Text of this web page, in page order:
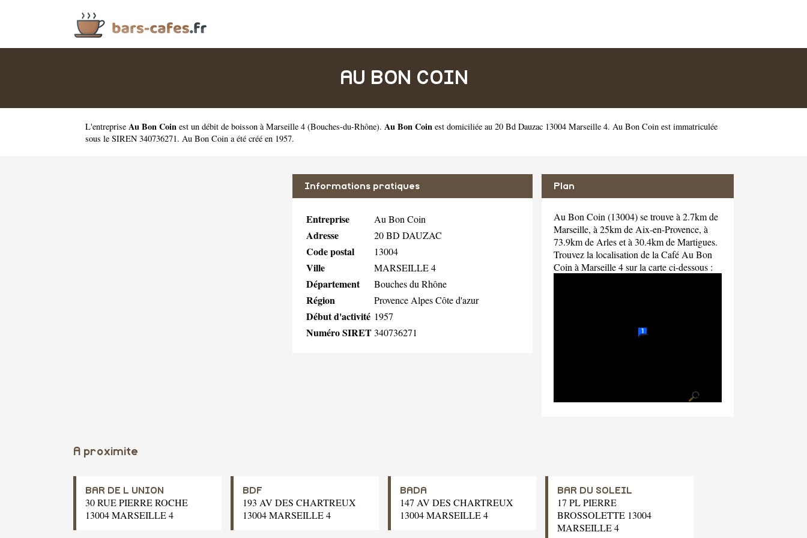
AU BON COIN
L'entreprise Au Bon Coin est un débit de boisson à Marseille 4 (Bouches-du-Rhône). Au Bon Coin est domiciliée au 20 Bd Dauzac 13004 Marseille 4. Au Bon Coin est immatriculée
sous le SIREN 340736271. Au Bon Coin a été créé en 1957.
Informations pratiques
Entreprise Au Bon Coin
Adresse 20 BD DAUZAC
Code postal 13004
Ville MARSEILLE 4
Département Bouches du Rhône
Région Provence Alpes Côte d'azur
Début d'activité 1957
Numéro SIRET340736271
Plan
Au Bon Coin (13004) se trouve à 2.7km de
Marseille, à 25km de Aix-en-Provence, à
73.9km de Arles et à 30.4km de Martigues.
Trouvez la localisation de la Café Au Bon
Coin à Marseille 4 sur la carte ci-dessous :
A proximite
BAR DE L UNION
30 RUE PIERRE ROCHE
13004 MARSEILLE 4
BDF
193 AV DES CHARTREUX
13004 MARSEILLE 4
BADA
147 AV DES CHARTREUX
13004 MARSEILLE 4
BAR DU SOLEIL
17 PL PIERRE
BROSSOLETTE 13004
MARSEILLE 4